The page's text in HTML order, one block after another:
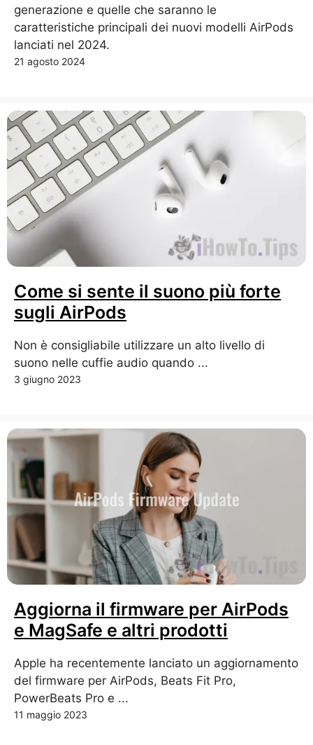
generazione e quelle che saranno le
caratteristiche principali dei nuovi modelli AirPods
lanciati nel 2024.
21 agosto 2024
Come si sente il suono più forte
sugli AirPods
Non è consigliabile utilizzare un alto livello di
suono nelle cuffie audio quando ...
3 giugno 2023
Aggiorna il firmware per AirPods
e MagSafe e altri prodotti
Apple ha recentemente lanciato un aggiornamento
del firmware per AirPods, Beats Fit Pro,
PowerBeats Pro e ...
11 maggio 2023